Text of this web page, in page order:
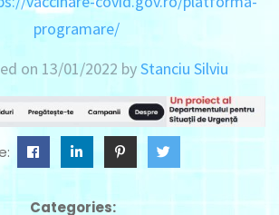
programare/
on 13/01/2022 byStanciu Silviu
Categories: